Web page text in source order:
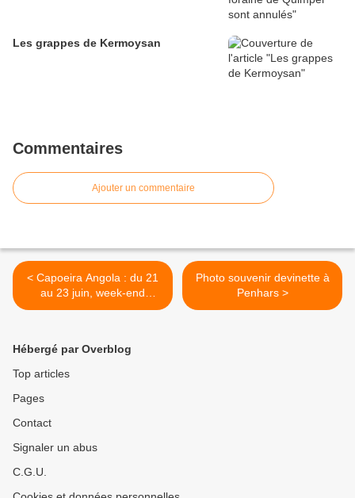
Les grappes de Kermoysan
Commentaires
Ajouter un commentaire
< Capoeira Angola : du 21
au 23 juin, week-end
culturel brésilien à Quimper
Photo souvenir devinette à
Penhars >
Hébergé par Overblog
Top articles
Pages
Contact
Signaler un abus
C.G.U.